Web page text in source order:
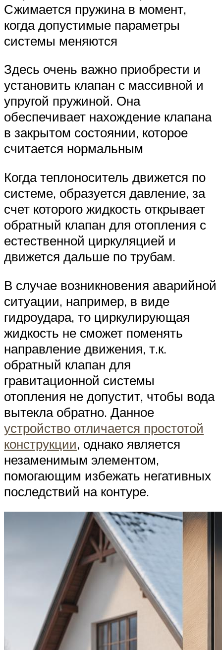
Сжимается пружина в момент,
когда допустимые параметры
системы меняются
Здесь очень важно приобрести и
установить клапан с массивной и
упругой пружиной. Она
обеспечивает нахождение клапана
в закрытом состоянии, которое
считается нормальным
Когда теплоноситель движется по
системе, образуется давление, за
счет которого жидкость открывает
обратный клапан для отопления с
естественной циркуляцией и
движется дальше по трубам.
В случае возникновения аварийной
ситуации, например, в виде
гидроудара, то циркулирующая
жидкость не сможет поменять
направление движения, т.к.
обратный клапан для
гравитационной системы
отопления не допустит, чтобы вода
вытекла обратно. Данное
устройство отличается простотой
конструкции, однако является
незаменимым элементом,
помогающим избежать негативных
последствий на контуре.